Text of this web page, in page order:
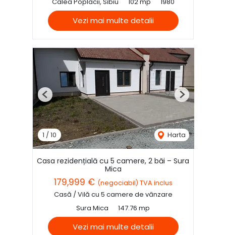
Vezi mai multe detalii
1 /10 Harta
Previous Next
Casa rezidențială cu 5 camere, 2 băi – Sura
Mica
179,999 € (negociabil) TVA inclus
Casă / Vilă cu 5 camere de vânzare
Sura Mica
147.76 mp
Vezi mai multe detalii